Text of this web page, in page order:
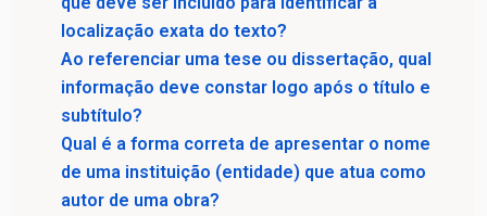
localização exata do texto?
Ao referenciar uma tese ou dissertação, qual
informação deve constar logo após o título e
subtítulo?
Qual é a forma correta de apresentar o nome
de uma instituição (entidade) que atua como
autor de uma obra?